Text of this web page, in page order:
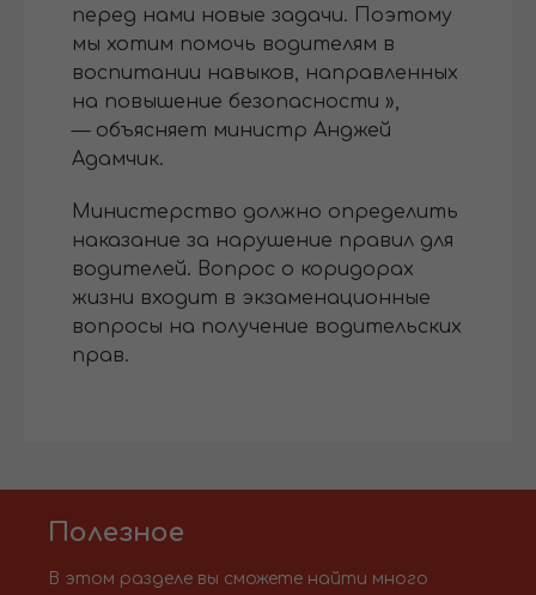
перед нами новые задачи. Поэтому
мы хотим помочь водителям в
воспитании навыков, направленных
на повышение безопасности »,
— объясняет министр Анджей
Адамчик.
Министерство должно определить
наказание за нарушение правил для
водителей. Вопрос о коридорах
жизни входит в экзаменационные
вопросы на получение водительских
прав.
Полезное
В этом разделе вы сможете найти много